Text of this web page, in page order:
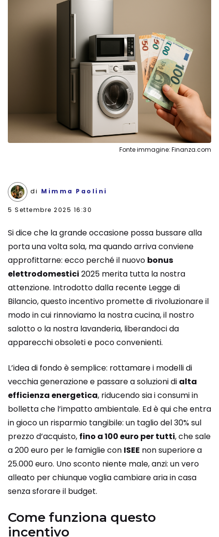
Fonte immagine: Finanza.com
di Mimma Paolini
5 Settembre 2025 16:30
Si dice che la grande occasione possa bussare alla
porta una volta sola, ma quando arriva conviene
approfittarne: ecco perché il nuovo bonus
elettrodomestici 2025 merita tutta la nostra
attenzione. Introdotto dalla recente Legge di
Bilancio, questo incentivo promette di rivoluzionare il
modo in cui rinnoviamo la nostra cucina, il nostro
salotto o la nostra lavanderia, liberandoci da
apparecchi obsoleti e poco convenienti.
L’idea di fondo è semplice: rottamare i modelli di
vecchia generazione e passare a soluzioni di alta
efficienza energetica, riducendo sia i consumi in
bolletta che l’impatto ambientale. Ed è qui che entra
in gioco un risparmio tangibile: un taglio del 30% sul
prezzo d’acquisto, fino a 100 euro per tutti, che sale
a 200 euro per le famiglie con ISEE non superiore a
25.000 euro. Uno sconto niente male, anzi: un vero
alleato per chiunque voglia cambiare aria in casa
senza sforare il budget.
Come funziona questo
incentivo